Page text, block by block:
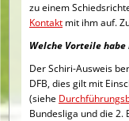
zu einem
Kontakt mit ihm auf.
Welche Vorteile habe
Der Schiri-Ausweis
DFB, dies gilt mit
(siehe
Bundesliga und die 2.